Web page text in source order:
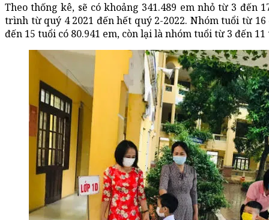
Theo thống kê, sẽ có khoảng 341.489 em nhỏ từ 3
trình từ quý 4 2021 đến hết quý 2-2022. Nhóm tuổi từ
đến 15 tuổi có 80.941 em, còn lại là nhóm tuổi từ 3 đến